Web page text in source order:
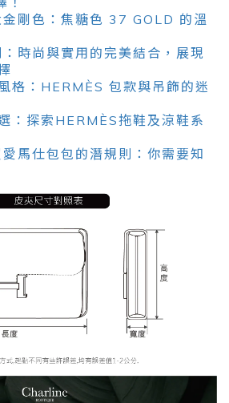
剛色：焦糖色 37 GOLD 的溫
時尚與實用的完美結合，展現
格：HERMÈS 包款與吊飾的迷
：探索HERMÈS拖鞋及涼鞋系
馬仕包包的潛規則：你需要知